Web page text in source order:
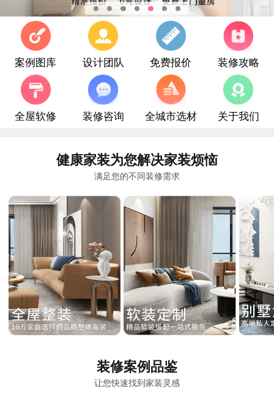
案例图库 设计团队 免费报价 装修攻略
全屋软修 装修咨询 全城市选材 关于我们
健康家装为您解决家装烦恼
满足您的不同装修需求
装修案例品鉴
让您快速找到家装灵感